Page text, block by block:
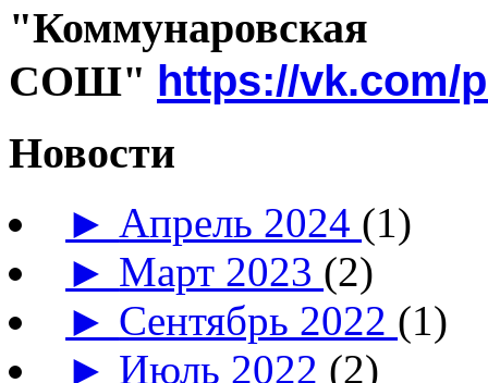
"Коммунаровская
СОШ" https://vk.com/
Новости
► Апрель 2024 (1)
► Март 2023 (2)
► Сентябрь 2022 (1)
► Июль 2022 (2)